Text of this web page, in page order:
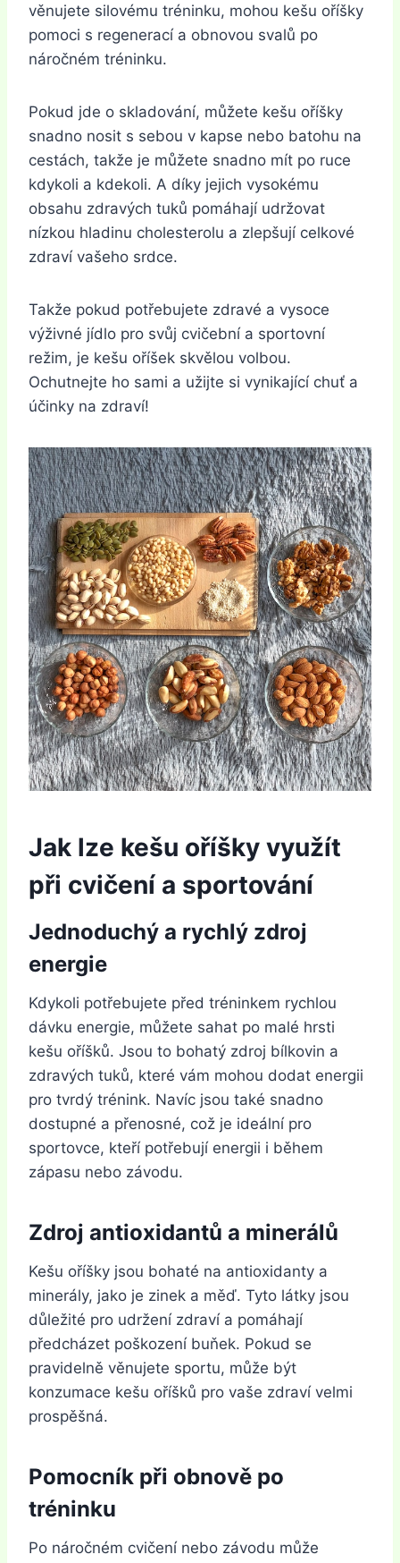
věnujete silovému tréninku, mohou kešu oříšky
pomoci s regenerací a obnovou svalů po
náročném tréninku.
Pokud jde o skladování, můžete kešu oříšky
snadno nosit s sebou v kapse nebo batohu na
cestách, takže je můžete snadno mít po ruce
kdykoli a kdekoli. A díky jejich vysokému
obsahu zdravých tuků pomáhají udržovat
nízkou hladinu cholesterolu a zlepšují celkové
zdraví vašeho srdce.
Takže pokud potřebujete zdravé a vysoce
výživné jídlo pro svůj cvičební a sportovní
režim, je kešu oříšek skvělou volbou.
Ochutnejte ho sami a užijte si vynikající chuť a
účinky na zdraví!
Jak lze kešu oříšky využít
při cvičení a sportování
Jednoduchý a rychlý zdroj
energie
Kdykoli potřebujete před tréninkem rychlou
dávku energie, můžete sahat po malé hrsti
kešu oříšků. Jsou to bohatý zdroj bílkovin a
zdravých tuků, které vám mohou dodat energii
pro tvrdý trénink. Navíc jsou také snadno
dostupné a přenosné, což je ideální pro
sportovce, kteří potřebují energii i během
zápasu nebo závodu.
Zdroj antioxidantů a minerálů
Kešu oříšky jsou bohaté na antioxidanty a
minerály, jako je zinek a měď. Tyto látky jsou
důležité pro udržení zdraví a pomáhají
předcházet poškození buňek. Pokud se
pravidelně věnujete sportu, může být
konzumace kešu oříšků pro vaše zdraví velmi
prospěšná.
Pomocník při obnově po
tréninku
Po náročném cvičení nebo závodu může